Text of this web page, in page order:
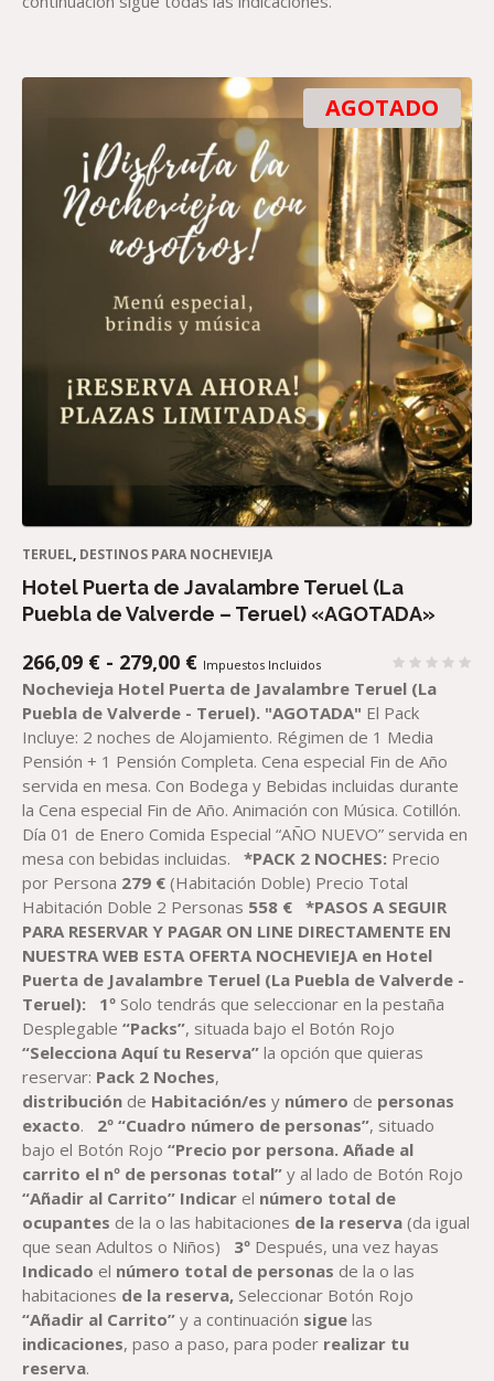
AGOTADO
TERUEL, DESTINOS PARA NOCHEVIEJA
Hotel Puerta de Javalambre Teruel (La
Puebla de Valverde – Teruel) «AGOTADA»
266,09 € - 279,00 €RANGO
DE
PRECIOS:
DESDE
266,09 €
HASTA
279,00 €
Impuestos Incluidos
Nochevieja Hotel Puerta de Javalambre Teruel (La
Puebla de Valverde - Teruel). "AGOTADA" El Pack
Incluye: 2 noches de Alojamiento. Régimen de 1 Media
Pensión + 1 Pensión Completa. Cena especial Fin de Año
servida en mesa. Con Bodega y Bebidas incluidas durante
la Cena especial Fin de Año. Animación con Música. Cotillón.
Día 01 de Enero Comida Especial “AÑO NUEVO” servida en
mesa con bebidas incluidas.*PACK 2 NOCHES: Precio
por Persona 279 € (Habitación Doble) Precio Total
Habitación Doble 2 Personas 558 €
*PASOS A SEGUIR
PARA RESERVARY PAGAR ON LINE DIRECTAMENTE EN
NUESTRA WEB ESTA OFERTA NOCHEVIEJA en Hotel
Puerta de Javalambre Teruel (La Puebla de Valverde -
Teruel): 1ºSolo tendrás que seleccionar en la pestaña
Desplegable“Packs”, situada bajo el Botón Rojo
“Selecciona Aquí tu Reserva” la opción que quieras
reservar: Pack 2 Noches,
distribución de Habitación/es y número de personas
exacto. 2º “Cuadro número de personas”, situado
bajo el Botón Rojo“Precio por persona. Añade al
carrito el nº de personas total”y al lado de Botón Rojo
“Añadir al Carrito” Indicar el número total de
ocupantes de la o las habitaciones de la reserva (da igual
que sean Adultos o Niños) 3º Después, una vez hayas
Indicado el número total de personas de la o las
habitaciones de la reserva, Seleccionar Botón Rojo
“Añadir al Carrito” y a continuación sigue las
indicaciones, paso a paso, para poder realizar tu
reserva.